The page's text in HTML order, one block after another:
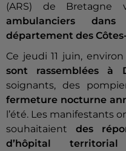
(ARS) de Bretagne
ambulanciers
département des
Ce jeudi 11 juin, environ
sont rassemblées à
soignants, des
fermeture nocturne
l’été. Les manifestants
souhaitaient des
d’hôpital territorial